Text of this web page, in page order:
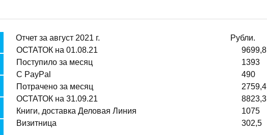
Отчет за август 2021 г. Рубли.
ОСТАТОК на 01.08.21
9699,8
Поступило за месяц
1393
С PayPal
490
Потрачено за месяц
2759,4
ОСТАТОК на 31.09.21
8823,3
Книги, доставка Деловая Линия
1075
Визитница
302,5